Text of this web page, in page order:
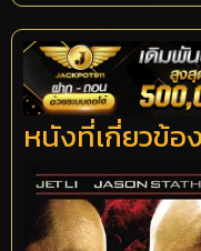
หนังที่เกี่ยวข้อง